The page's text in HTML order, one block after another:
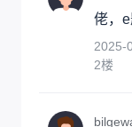
佬，
2025-
2楼